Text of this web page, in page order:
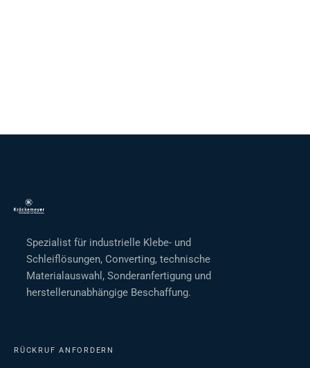
Spezialist für industrielle Klebe- und
Schleiflösungen, Converting, technische
Materialauswahl, Sonderanfertigung und
herstellerunabhängige Beschaffung.
RÜCKRUF ANFORDERN